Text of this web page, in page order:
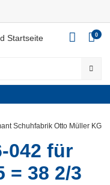
0
042 für
= 38 2/3